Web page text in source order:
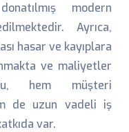
modern
Ayrıca,
hasar ve kayıplara
ve maliyetler
hem müşteri
de uzun vadeli iş
var.